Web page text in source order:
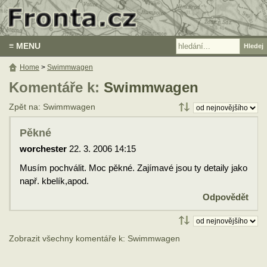
≡ MENU
Komentáře k: Swimmwagen
Zpět na: Swimmwagen
Pěkné
worchester 22. 3. 2006 14:15
Musím pochválit. Moc pěkné. Zajímavé jsou ty detaily jako
např. kbelík,apod.
Odpovědět
Zobrazit všechny komentáře k: Swimmwagen
Home > Swimmwagen